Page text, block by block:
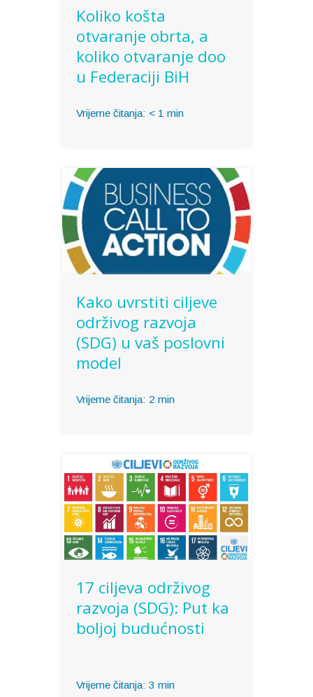
Koliko košta
otvaranje obrta, a
koliko otvaranje doo
u Federaciji BiH
Vrijeme čitanja: < 1 min
Kako uvrstiti ciljeve
održivog razvoja
(SDG) u vaš poslovni
model
Vrijeme čitanja: 2 min
17 ciljeva održivog
razvoja (SDG): Put ka
boljoj budućnosti
Vrijeme čitanja: 3 min